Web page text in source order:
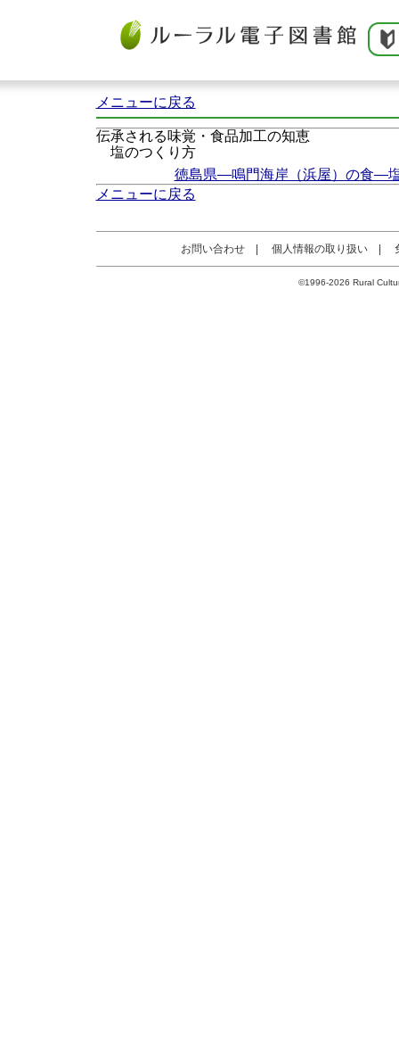
メニューに戻る
伝承される味覚・食品加工の知恵
塩のつくり方
徳島県―鳴門海岸（浜屋）の食―
メニューに戻る
お問い合わせ 個人情報の取り扱い
©1996-2026 Rural